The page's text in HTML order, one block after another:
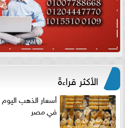
الأكثر قراءةً
في مصر